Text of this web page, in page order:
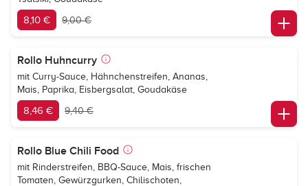
8,10 € 9,00 €
Rollo Huhncurry
mit Curry-Sauce, Hähnchenstreifen, Ananas,
Mais, Paprika, Eisbergsalat, Goudakäse
8,46 € 9,40 €
Rollo Blue Chili Food
mit Rinderstreifen, BBQ-Sauce, Mais, frischen
Tomaten, Gewürzgurken, Chilischoten,